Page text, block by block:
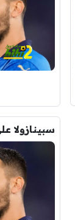
سبينازولا